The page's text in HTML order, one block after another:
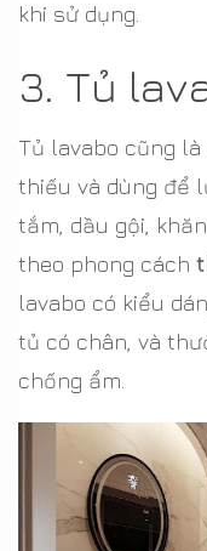
khi sử dụng.
3. Tủ
Tủ lavabo cũng
thiếu và dùng để
tắm, dầu gội,
theo phong cách
lavabo có kiểu
tủ có chân, và
chống ẩm.